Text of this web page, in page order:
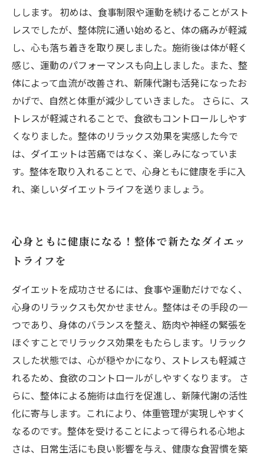
しします。 初めは、食事制限や運動を続けることがスト
レスでしたが、整体院に通い始めると、体の痛みが軽減
し、心も落ち着きを取り戻しました。施術後は体が軽く
感じ、運動のパフォーマンスも向上しました。また、整
体によって血流が改善され、新陳代謝も活発になったお
かげで、自然と体重が減少していきました。 さらに、ス
トレスが軽減されることで、食欲もコントロールしやす
くなりました。整体のリラックス効果を実感した今で
は、ダイエットは苦痛ではなく、楽しみになっていま
す。整体を取り入れることで、心身ともに健康を手に入
れ、楽しいダイエットライフを送りましょう。
心身ともに健康になる！整体で新たなダイエッ
トライフを
ダイエットを成功させるには、食事や運動だけでなく、
心身のリラックスも欠かせません。整体はその手段の一
つであり、身体のバランスを整え、筋肉や神経の緊張を
ほぐすことでリラックス効果をもたらします。リラック
スした状態では、心が穏やかになり、ストレスも軽減さ
れるため、食欲のコントロールがしやすくなります。 さ
らに、整体による施術は血行を促進し、新陳代謝の活性
化に寄与します。これにより、体重管理が実現しやすく
なるのです。整体を受けることによって得られる心地よ
さは、日常生活にも良い影響を与え、健康な食習慣を築